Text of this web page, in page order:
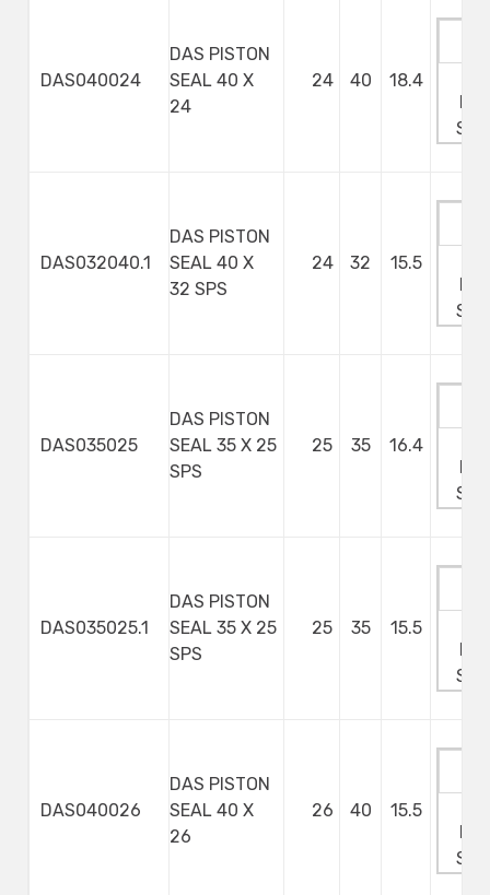
DAS040024
DAS PISTON
SEAL 40 X
24
24 40 18.4
DAS032040.1
DAS PISTON
SEAL 40 X
32 SPS
24 32 15.5
DAS035025
DAS PISTON
SEAL 35 X 25
SPS
25 35 16.4
DAS035025.1
DAS PISTON
SEAL 35 X 25
SPS
25 35 15.5
DAS040026
DAS PISTON
SEAL 40 X
26
26 40 15.5